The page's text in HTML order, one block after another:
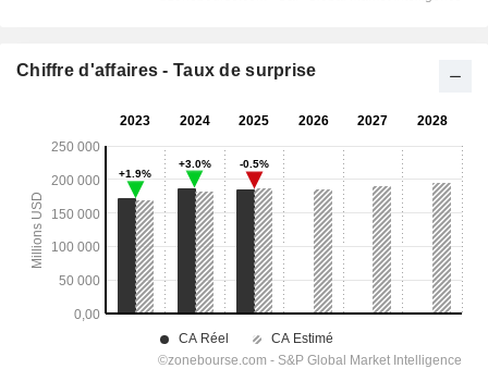
Chiffre d'affaires - Taux de surprise